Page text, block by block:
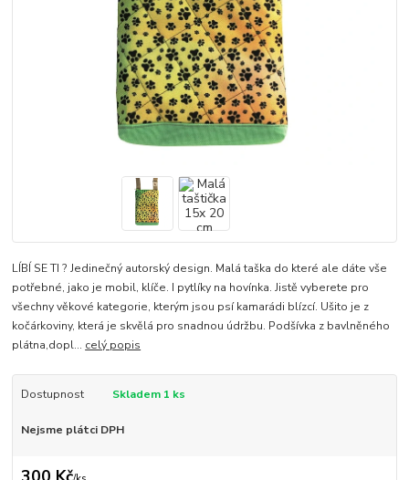
LÍBÍ SE TI ? Jedinečný autorský design. Malá taška do které ale dáte vše
potřebné, jako je mobil, klíče. I pytlíky na hovínka. Jistě vyberete pro
všechny věkové kategorie, kterým jsou psí kamarádi blízcí. Ušito je z
kočárkoviny, která je skvělá pro snadnou údržbu. Podšívka z bavlněného
plátna,dopl... celý popis
Dostupnost Skladem 1 ks
Nejsme plátci DPH